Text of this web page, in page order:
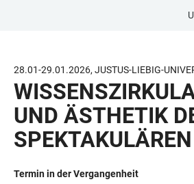
BARRIEREFREIHEIT
28.01-29.01.2026, JUSTUS-LIEBIG-
UND ÄSTHETIK
SPEKTAKULÄREN
Termin in der Vergangenheit